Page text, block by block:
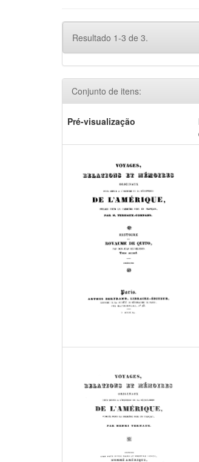
Resultado 1-3 de 3.
Conjunto de itens:
Pré-visualização